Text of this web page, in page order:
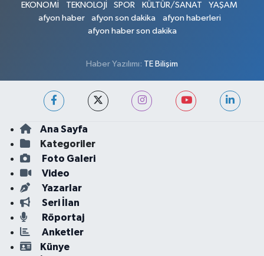
EKONOMİ
TEKNOLOJİ SPOR KÜLTÜR/SANAT
YAŞAM
afyon haber
afyon son dakika
afyon haberleri
afyon haber son dakika
Haber Yazılımı: TE Bilişim
Ana Sayfa
Kategoriler
Foto Galeri
Video
Yazarlar
Seri İlan
Röportaj
Anketler
Künye